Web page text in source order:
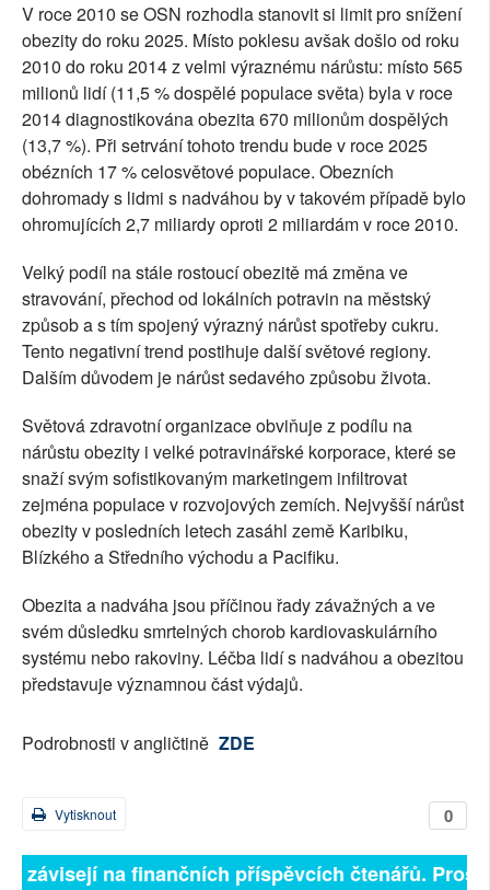
V roce 2010 se OSN rozhodla stanovit si limit pro snížení
obezity do roku 2025. Místo poklesu avšak došlo od roku
2010 do roku 2014 z velmi výraznému nárůstu: místo 565
milionů lidí (11,5 % dospělé populace světa) byla v roce
2014 diagnostikována obezita 670 milionům dospělých
(13,7 %). Při setrvání tohoto trendu bude v roce 2025
obézních 17 % celosvětové populace. Obezních
dohromady s lidmi s nadváhou by v takovém případě bylo
ohromujících 2,7 miliardy oproti 2 miliardám v roce 2010.
Velký podíl na stále rostoucí obezitě má změna ve
stravování, přechod od lokálních potravin na městský
způsob a s tím spojený výrazný nárůst spotřeby cukru.
Tento negativní trend postihuje další světové regiony.
Dalším důvodem je nárůst sedavého způsobu života.
Světová zdravotní organizace obviňuje z podílu na
nárůstu obezity i velké potravinářské korporace, které se
snaží svým sofistikovaným marketingem infiltrovat
zejména populace v rozvojových zemích. Nejvyšší nárůst
obezity v posledních letech zasáhl země Karibiku,
Blízkého a Středního východu a Pacifiku.
Obezita a nadváha jsou příčinou řady závažných a ve
svém důsledku smrtelných chorob kardiovaskulárního
systému nebo rakoviny. Léčba lidí s nadváhou a obezitou
představuje významnou část výdajů.
Podrobnosti v angličtině ZDE
0
Vytisknout
závisejí na finančních příspěvcích čtenářů.